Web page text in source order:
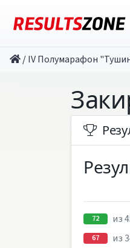
/IV Полумарафон
72 из
67 из